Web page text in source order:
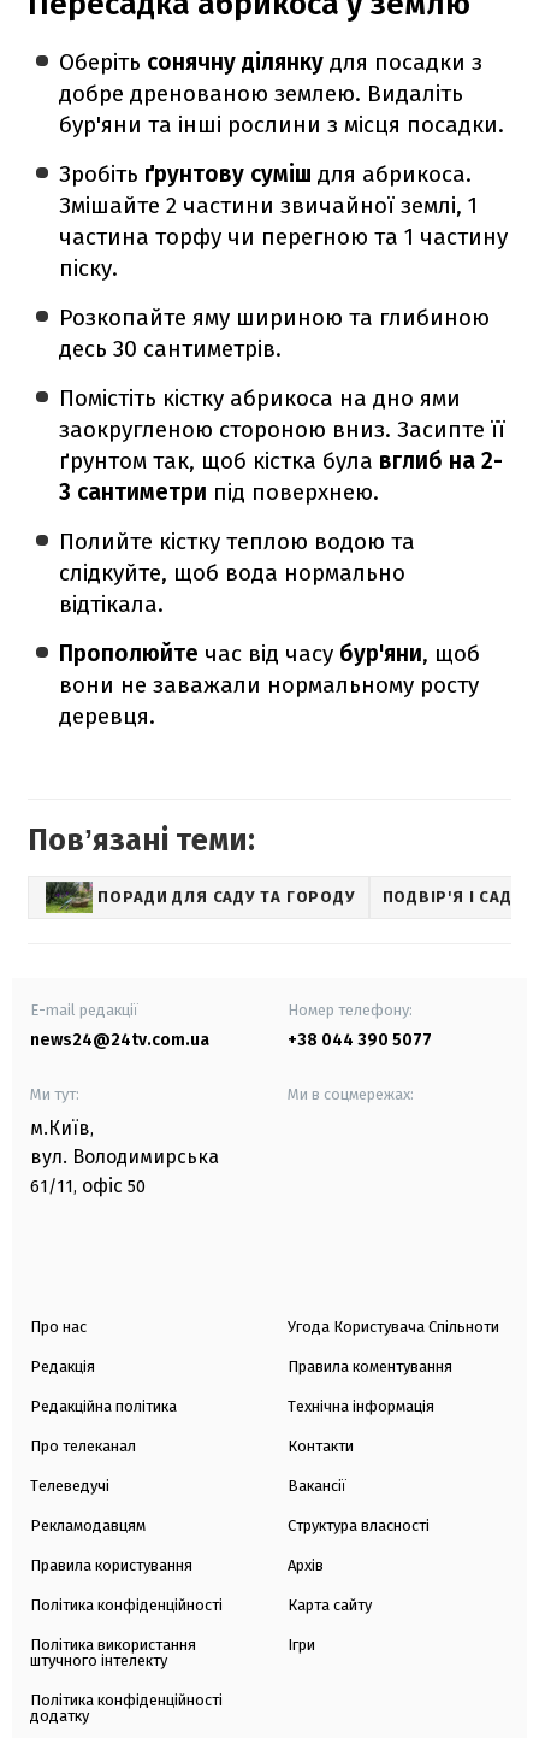
Оберіть сонячну ділянку для посадки з
добре дренованою землею. Видаліть
бур'яни та інші рослини з місця посадки.
Зробіть ґрунтову суміш для абрикоса.
Змішайте 2 частини звичайної землі, 1
частина торфу чи перегною та 1 частину
піску.
Розкопайте яму шириною та глибиною
десь 30 сантиметрів.
Помістіть кістку абрикоса на дно ями
заокругленою стороною вниз. Засипте її
ґрунтом так, щоб кістка була вглиб на 2-
3 сантиметри під поверхнею.
Полийте кістку теплою водою та
слідкуйте, щоб вода нормально
відтікала.
Прополюйте час від часу бур'яни, щоб
вони не заважали нормальному росту
деревця.
Повʼязані теми:
ПОРАДИ ДЛЯ САДУ ТА ГОРОДУ ПОДВІР'Я І САД
E-mail редакції
news24@24tv.com.ua
Номер телефону:
+38 044 390 5077
Ми тут:
м.Київ,
вул. Володимирська
61/11, офіс 50
Ми в соцмережах:
Про нас
Редакція
Редакційна політика
Про телеканал
Телеведучі
Рекламодавцям
Правила користування
Політика конфіденційності
Політика використання
штучного інтелекту
Політика конфіденційності
додатку
Угода Користувача Спільноти
Правила коментування
Технічна інформація
Контакти
Вакансії
Структура власності
Архів
Карта сайту
Ігри